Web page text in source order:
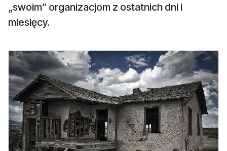
„swoim” organizacjom z ostatnich dni i
miesięcy.